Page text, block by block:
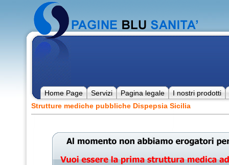
Home Page Servizi Pagina legale
I nostri prodotti
Strutture mediche pubbliche Dispepsia Sicilia